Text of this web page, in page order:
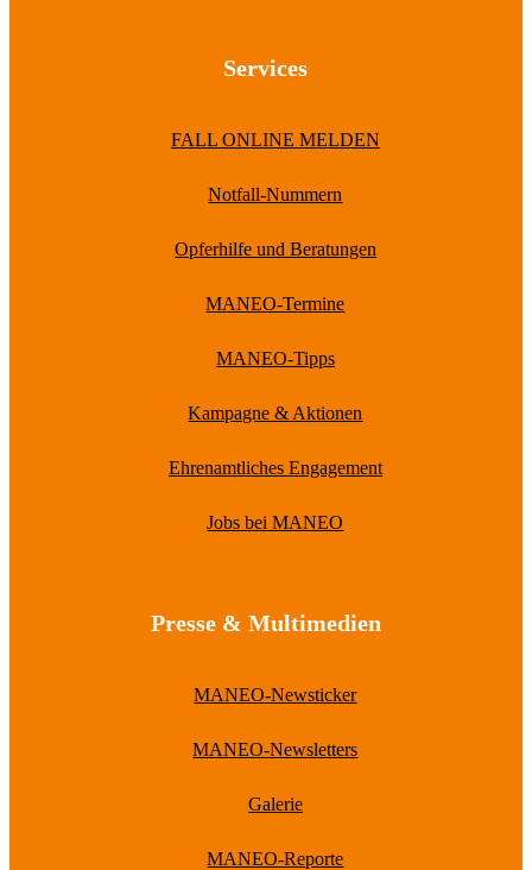
Services
FALL ONLINE MELDEN
Notfall-Nummern
Opferhilfe und Beratungen
MANEO-Termine
MANEO-Tipps
Kampagne & Aktionen
Ehrenamtliches Engagement
Jobs bei MANEO
Presse & Multimedien
MANEO-Newsticker
MANEO-Newsletters
Galerie
MANEO-Reporte